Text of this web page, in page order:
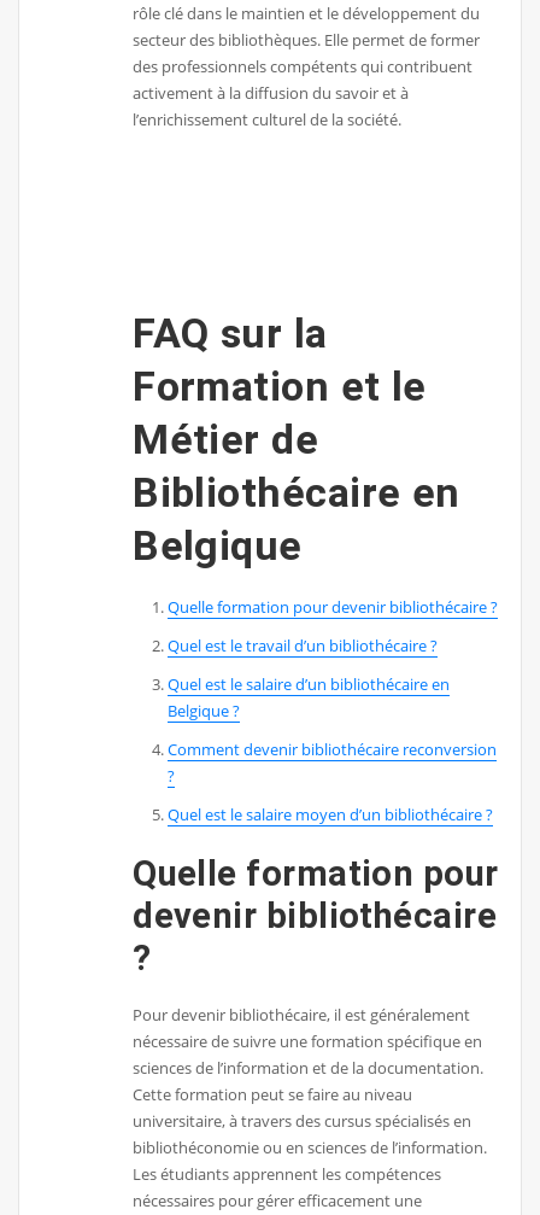
rôle clé dans le maintien et le développement du
secteur des bibliothèques. Elle permet de former
des professionnels compétents qui contribuent
activement à la diffusion du savoir et à
l’enrichissement culturel de la société.
FAQ sur la
Formation et le
Métier de
Bibliothécaire en
Belgique
Quelle formation pour devenir bibliothécaire ?
Quel est le travail d’un bibliothécaire ?
Quel est le salaire d’un bibliothécaire en
Belgique ?
Comment devenir bibliothécaire reconversion
?
Quel est le salaire moyen d’un bibliothécaire ?
Quelle formation pour
devenir bibliothécaire
?
Pour devenir bibliothécaire, il est généralement
nécessaire de suivre une formation spécifique en
sciences de l’information et de la documentation.
Cette formation peut se faire au niveau
universitaire, à travers des cursus spécialisés en
bibliothéconomie ou en sciences de l’information.
Les étudiants apprennent les compétences
nécessaires pour gérer efficacement une